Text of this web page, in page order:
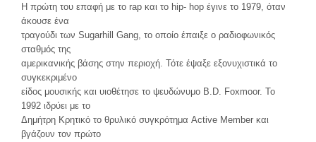
Η πρώτη του επαφή με το rap και το hip- hop έγινε το 1979, όταν
άκουσε ένα
τραγούδι των Sugarhill Gang, το οποίο έπαιξε ο ραδιοφωνικός
σταθμός της
αμερικανικής βάσης στην περιοχή. Τότε έψαξε εξονυχιστικά το
συγκεκριμένο
είδος μουσικής και υιοθέτησε το ψευδώνυμο B.D. Foxmoor. To
1992 ιδρύει με το
Δημήτρη Κρητικό το θρυλικό συγκρότημα Active Member και
βγάζουν τον πρώτο